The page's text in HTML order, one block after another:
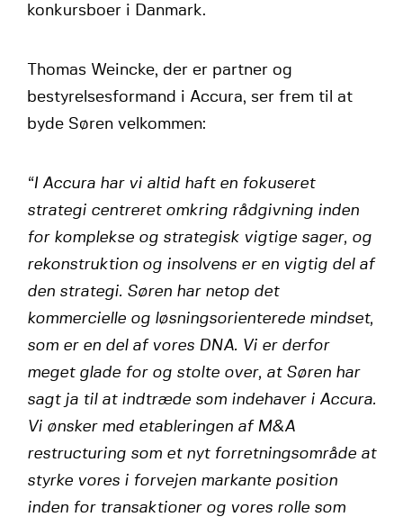
konkursboer i Danmark.
Thomas Weincke, der er partner og
bestyrelsesformand i Accura, ser frem til at
byde Søren velkommen:
“I Accura har vi altid haft en fokuseret
strategi centreret omkring rådgivning inden
for komplekse og strategisk vigtige sager, og
rekonstruktion og insolvens er en vigtig del af
den strategi. Søren har netop det
kommercielle og løsningsorienterede mindset,
som er en del af vores DNA. Vi er derfor
meget glade for og stolte over, at Søren har
sagt ja til at indtræde som indehaver i Accura.
Vi ønsker med etableringen af M&A
restructuring som et nyt forretningsområde at
styrke vores i forvejen markante position
inden for transaktioner og vores rolle som